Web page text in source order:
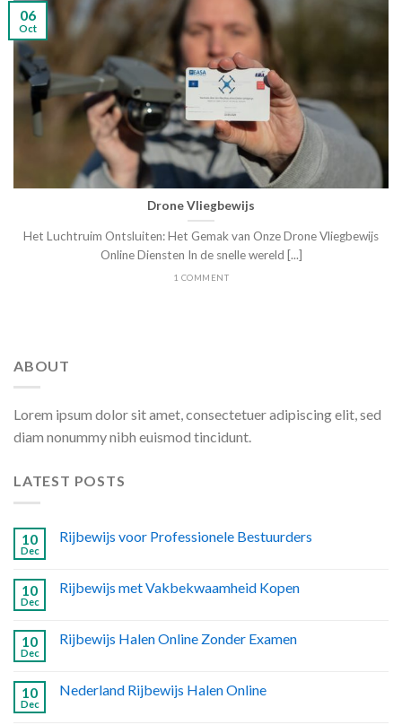
Drone Vliegbewijs
Het Luchtruim Ontsluiten: Het Gemak van Onze Drone Vliegbewijs
Online Diensten In de snelle wereld [...]
1 COMMENT
06
Oct
ABOUT
Lorem ipsum dolor sit amet, consectetuer adipiscing elit, sed
diam nonummy nibh euismod tincidunt.
LATEST POSTS
10
Dec
Rijbewijs voor Professionele Bestuurders
10
Dec
Rijbewijs met Vakbekwaamheid Kopen
10
Dec
Rijbewijs Halen Online Zonder Examen
10
Dec
Nederland Rijbewijs Halen Online